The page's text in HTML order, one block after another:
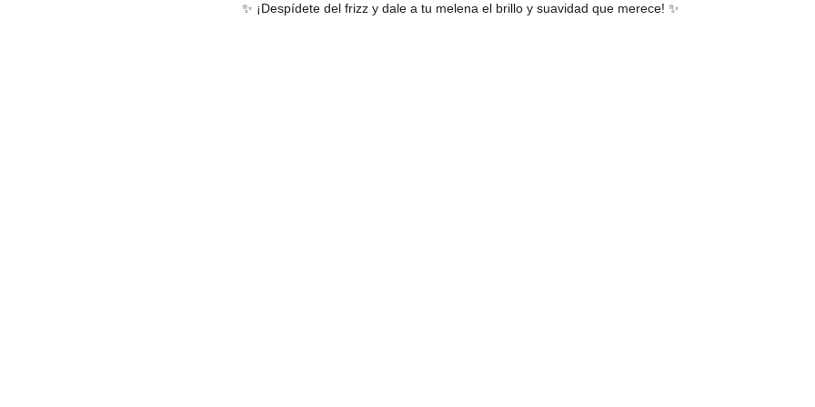
✨ ¡Despídete del frizz y dale a tu melena el brillo y suavidad que merece! ✨